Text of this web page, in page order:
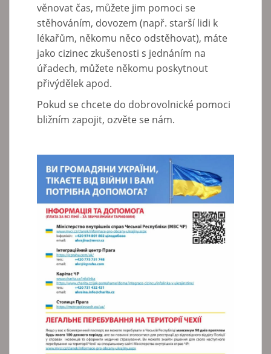
věnovat čas, můžete jim pomoci se
stěhováním, dovozem (např. starší lidi k
lékařům, někomu něco odstěhovat), máte
jako cizinec zkušenosti s jednáním na
úřadech, můžete někomu poskytnout
přivýdělek apod.
Pokud se chcete do dobrovolnické pomoci
bližním zapojit, ozvěte se nám.